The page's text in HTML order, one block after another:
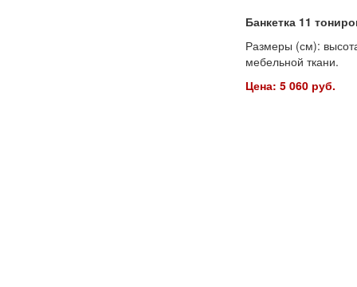
Банкетка 11
Размеры (см):
мебельной ткани.
Цена: 5 060 руб.